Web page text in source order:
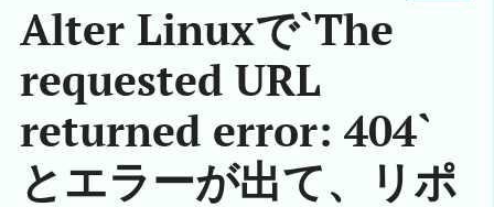
Alter Linuxで`The
requested URL
returned error: 404`
とエラーが出て、リポ